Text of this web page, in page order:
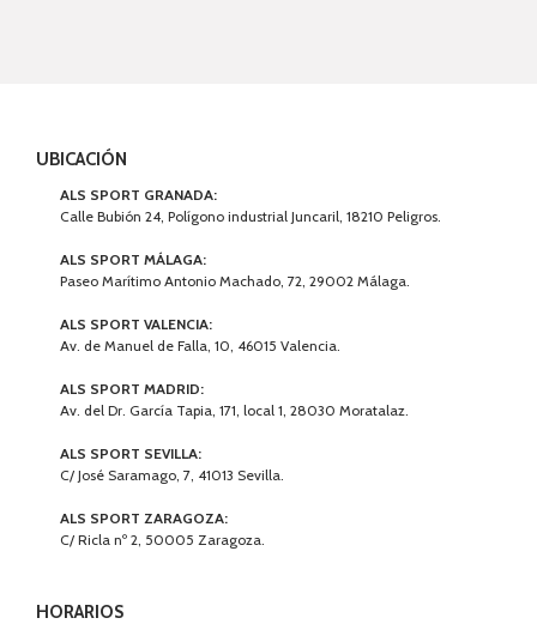
UBICACIÓN
ALS SPORT GRANADA:
Calle Bubión 24, Polígono industrial Juncaril, 18210 Peligros.
ALS SPORT MÁLAGA:
Paseo Marítimo Antonio Machado, 72, 29002 Málaga.
ALS SPORT VALENCIA:
Av. de Manuel de Falla, 10, 46015 Valencia.
ALS SPORT MADRID:
Av. del Dr. García Tapia, 171, local 1, 28030 Moratalaz.
ALS SPORT SEVILLA:
C/ José Saramago, 7, 41013 Sevilla.
ALS SPORT ZARAGOZA:
C/ Ricla nº 2, 50005 Zaragoza.
HORARIOS